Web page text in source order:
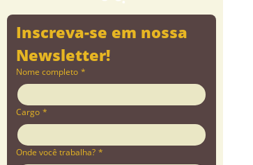
Inscreva-se em nossa
Newsletter!
Nome completo *
Cargo *
Onde você trabalha? *